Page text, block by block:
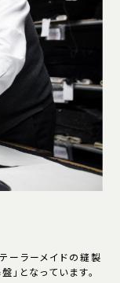
ーラーメイドの縫製
」となっています。